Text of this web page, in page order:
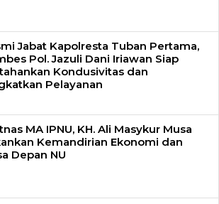
Jabat Kapolresta Tuban Pertama,
Pol. Jazuli Dani Iriawan Siap
Kondusivitas dan
Pelayanan
MA IPNU, KH. Ali Masykur Musa
Kemandirian Ekonomi dan
Depan NU